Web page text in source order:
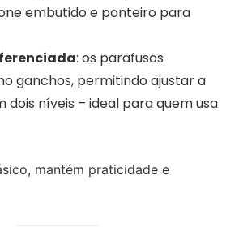
embutido e ponteiro para
: os parafusos
ganchos, permitindo ajustar a
dois níveis – ideal para quem usa
mantém praticidade e